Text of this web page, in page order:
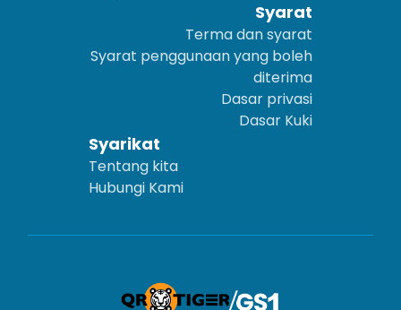
Syarat
Terma dan syarat
Syarat penggunaan yang boleh
diterima
Dasar privasi
Dasar Kuki
Syarikat
Tentang kita
Hubungi Kami